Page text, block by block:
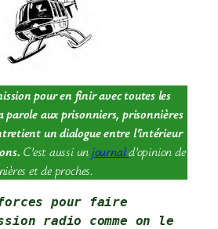
pour en finir avec toutes les
parole aux prisonniers, prisonnières
un dialogue entre l’intérieur
C’est aussi unjournald’opinion de
et de proches.
forces pour faire
radio comme on le